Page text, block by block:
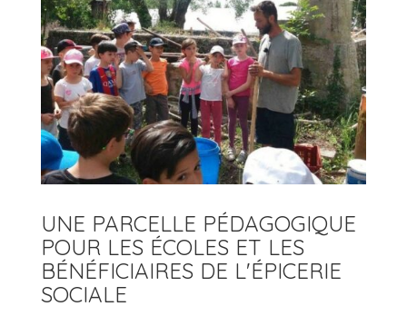
UNE PARCELLE PÉDAGOGIQUE
POUR LES ÉCOLES ET LES
BÉNÉFICIAIRES DE L'ÉPICERIE
SOCIALE